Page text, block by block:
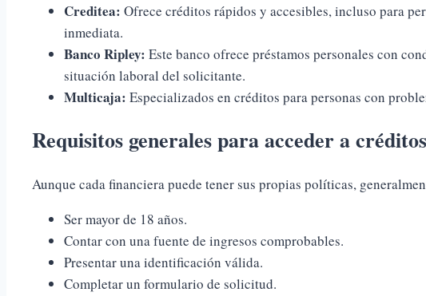
Creditea: Ofrece créditos rápidos y accesibles, incluso para
inmediata.
Banco Ripley: Este banco ofrece préstamos personales con
situación laboral del solicitante.
Multicaja: Especializados en créditos para personas con
Requisitos generales para acceder a
Aunque cada financiera puede tener sus propias políticas,
Ser mayor de 18 años.
Contar con una fuente de ingresos comprobables.
Presentar una identificación válida.
Completar un formulario de solicitud.